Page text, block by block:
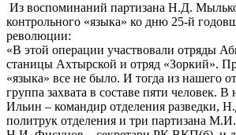
Из воспоминаний партизана Н.Д.
контрольного «языка» ко дню 25-й
революции:
«В этой операции участвовали отряды
станицы Ахтырской и отряд «Зоркий».
«языка» все не было. И тогда из нашего
группа захвата в составе пяти человек.
Ильин – командир отделения разведки,
политрук отделения и три партизана